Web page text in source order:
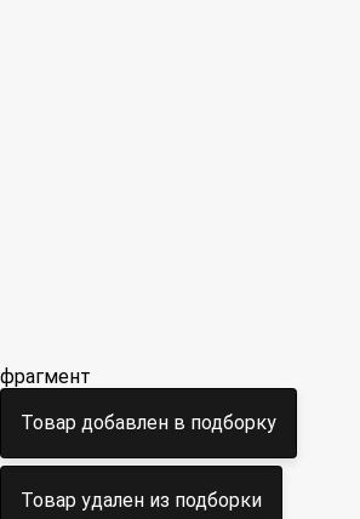
фрагмент
Товар добавлен в подборку
Товар удален из подборки